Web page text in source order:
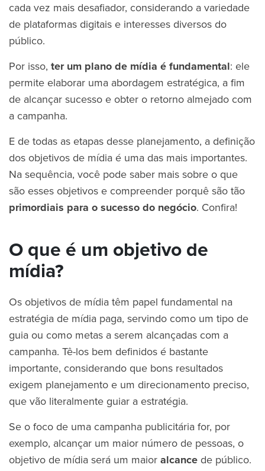
cada vez mais desafiador, considerando a variedade
de plataformas digitais e interesses diversos do
público.
Por isso, ter um plano de mídia é fundamental: ele
permite elaborar uma abordagem estratégica, a fim
de alcançar sucesso e obter o retorno almejado com
a campanha.
E de todas as etapas desse planejamento, a definição
dos objetivos de mídia é uma das mais importantes.
Na sequência, você pode saber mais sobre o que
são esses objetivos e compreender porquê são tão
primordiais para o sucesso do negócio. Confira!
O que é um objetivo de
mídia?
Os objetivos de mídia têm papel fundamental na
estratégia de mídia paga, servindo como um tipo de
guia ou como metas a serem alcançadas com a
campanha. Tê-los bem definidos é bastante
importante, considerando que bons resultados
exigem planejamento e um direcionamento preciso,
que vão literalmente guiar a estratégia.
Se o foco de uma campanha publicitária for, por
exemplo, alcançar um maior número de pessoas, o
objetivo de mídia será um maior alcance de público.